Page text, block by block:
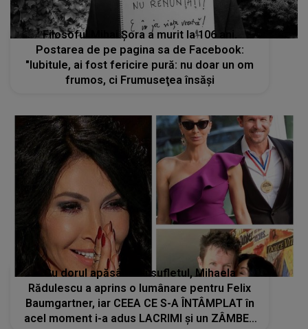
Cu dorul apăsându-i sufletul, Mihaela
Rădulescu a aprins o lumânare pentru Felix
Baumgartner, iar CEEA CE S-A ÎNTÂMPLAT în
acel moment i-a adus LACRIMI și un ZÂMBET
NEAȘTEPTAT: "Când am deschis ochii, un..."
STIRI MONDENE